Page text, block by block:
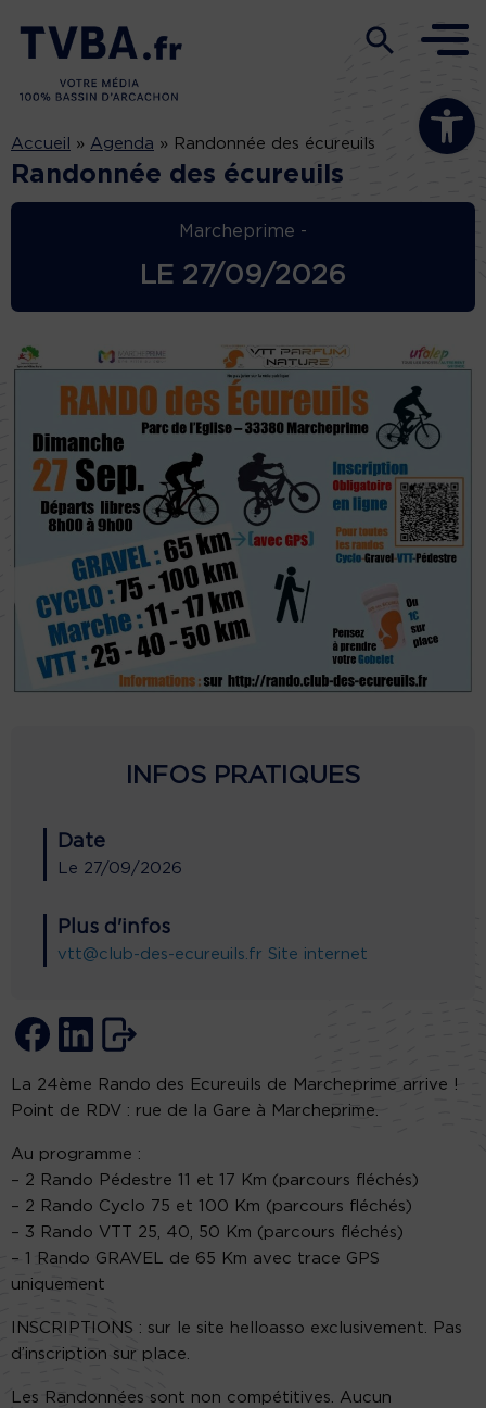
Ouvrir la
Accueil » Agenda » Randonnée des écureuils
Randonnée des écureuils
Marcheprime -
LE 27/09/2026
INFOS PRATIQUES
Date
Le 27/09/2026
Plus d'infos
vtt@club-des-ecureuils.fr Site internet
La 24ème Rando des Ecureuils de Marcheprime arrive !
Point de RDV : rue de la Gare à Marcheprime.
Au programme :
– 2 Rando Pédestre 11 et 17 Km (parcours fléchés)
– 2 Rando Cyclo 75 et 100 Km (parcours fléchés)
– 3 Rando VTT 25, 40, 50 Km (parcours fléchés)
– 1 Rando GRAVEL de 65 Km avec trace GPS
uniquement
INSCRIPTIONS : sur le site helloasso exclusivement. Pas
d’inscription sur place.
Les Randonnées sont non compétitives. Aucun